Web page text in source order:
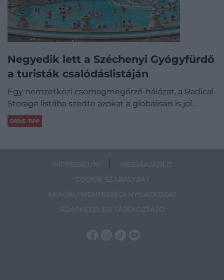
Negyedik lett a Széchenyi Gyógyfürdő
a turisták csalódáslistáján
Egy nemzetközi csomagmegőrző-hálózat, a Radical
Storage listába szedte azokat a globálisan is jól…
DRIVE-TIPP